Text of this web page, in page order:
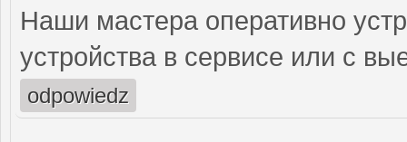
Наши мастера оперативно
устройства в сервисе или с
odpowiedz